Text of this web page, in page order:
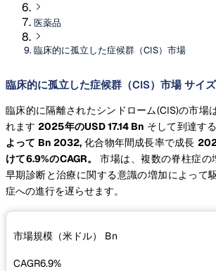
医薬品
臨床的に孤立した症候群（CIS）市場
臨床的に孤立した症候群（CIS）市場 サイ
臨床的に隔離されたシンドローム(CIS)の市場
れます2025年のUSD 17.14 Bn そして到達す
よって Bn 2032, 化合物年間成長率で成長
けて6.9%のCAGR。市場は、複数の脊柱症の
早期診断と治療に関する意識の増加によって
症への進行を遅らせます。
市場規模（米ドル） Bn
CAGR6.9%